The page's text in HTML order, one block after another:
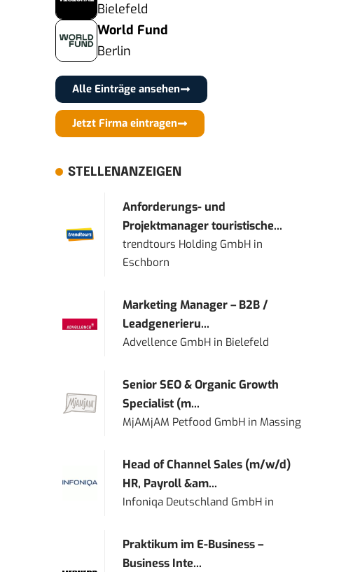
Bielefeld
World Fund
Berlin
Alle Einträge ansehen
Jetzt Firma eintragen
STELLENANZEIGEN
Anforderungs- und
Projektmanager touristische...
trendtours Holding GmbH in
Eschborn
Marketing Manager – B2B /
Leadgenerieru...
Advellence GmbH in Bielefeld
Senior SEO & Organic Growth
Specialist (m...
MjAMjAM Petfood GmbH in Massing
Head of Channel Sales (m/w/d)
HR, Payroll &am...
Infoniqa Deutschland GmbH in
Praktikum im E-Business –
Business Inte...